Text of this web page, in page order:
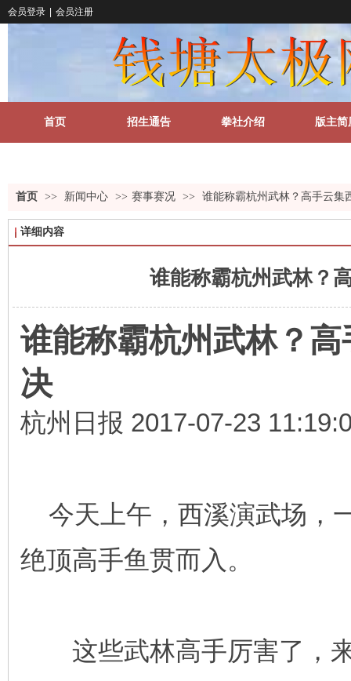
会员登录 会员注册
首页 招生通告 拳社介绍 版主简
首页 >> 新闻中心 >> 赛事赛况 >> 谁能称霸杭州武林？高手云集
详细内容
谁能称霸杭州武林？
谁能称霸杭州武林？
决
杭州日报 2017-07-23
今天上午，西溪演武场，
绝顶高手鱼贯而入。
这些武林高手厉害了，来